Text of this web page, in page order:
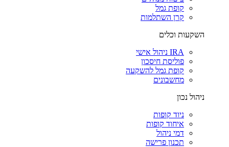
קופת גמל
קרן השתלמות
השקעות וכלים
IRA ניהול אישי
פוליסת חיסכון
קופת גמל להשקעה
מחשבונים
ניהול נכון
ניוד קופות
איחוד קופות
דמי ניהול
תכנון פרישה